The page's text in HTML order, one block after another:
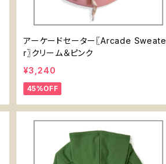
アーケードセーター〖Arcade Sweate
r〗クリーム＆ピンク
¥3,240
45%OFF